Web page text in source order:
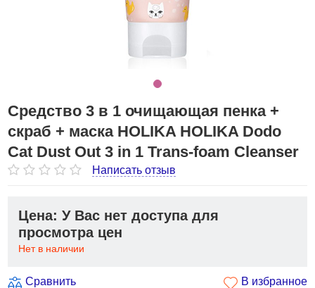
Средство 3 в 1 очищающая пенка +
скраб + маска HOLIKA HOLIKA Dodo
Cat Dust Out 3 in 1 Trans-foam Cleanser
Написать отзыв
Цена: У Вас нет доступа для
просмотра цен
Нет в наличии
Сравнить В избранное